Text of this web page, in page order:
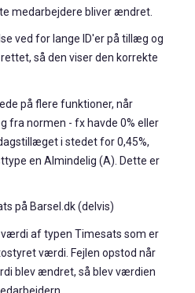
medarbejdere bliver ændret.
ved for lange ID'er på tillæg og
så den viser den korrekte
på flere funktioner, når
fra normen - fx havde 0% eller
i stedet for 0,45%,
en Almindelig (A). Dette er
på Barsel.dk (delvis)
af typen Timesats som er
værdi. Fejlen opstod når
blev ændret, så blev værdien